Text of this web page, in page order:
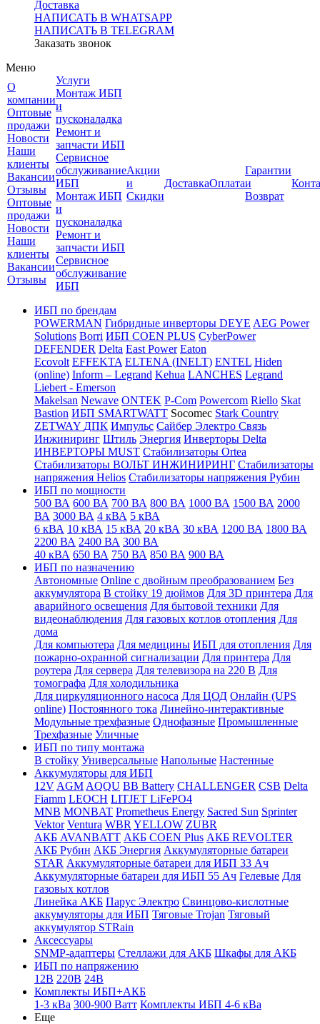
Доставка
НАПИСАТЬ В WHATSAPP
НАПИСАТЬ В TELEGRAM
Заказать звонок
Меню
О
компании
Оптовые
продажи
Новости
Наши
клиенты
Вакансии
Отзывы
Оптовые
продажи
Новости
Наши
клиенты
Вакансии
Отзывы
Услуги
Монтаж ИБП
и
пусконаладка
Ремонт и
запчасти ИБП
Сервисное
обслуживание
ИБП
Монтаж ИБП
и
пусконаладка
Ремонт и
запчасти ИБП
Сервисное
обслуживание
ИБП
Акции
и
Скидки
ДоставкаОплата
Гарантии
и
Возврат
ИБП по брендам
POWERMAN Гибридные инверторы DEYE AEG Power
Solutions Borri ИБП COEN PLUS CyberPower
DEFENDER Delta East Power Eaton
Ecovolt EFFEKTA ELTENA (INELT) ENTEL Hiden
(online) Inform – Legrand Kehua LANCHES Legrand
Liebert - Emerson
Makelsan Newave ONTEK P-Com Powercom Riello Skat
Bastion ИБП SMARTWATT Socomec Stark Country
ZETWAY ДПК Импульс Сайбер Электро Связь
Инжиниринг Штиль Энергия Инверторы Delta
ИНВЕРТОРЫ MUST Стабилизаторы Ortea
Стабилизаторы ВОЛЬТ ИНЖИНИРИНГ Стабилизаторы
напряжения Helios Стабилизаторы напряжения Рубин
ИБП по мощности
500 ВА 600 ВА 700 ВА 800 ВА 1000 ВА 1500 ВА 2000
ВА 3000 ВА 4 кВА 5 кВА
6 кВА 10 кВА 15 кВА 20 кВА 30 кВА 1200 ВА 1800 ВА
2200 ВА 2400 ВА 300 ВА
40 кВА 650 ВА 750 ВА 850 ВА 900 ВА
ИБП по назначению
Автономные Online с двойным преобразованием Без
аккумулятора В стойку 19 дюймов Для 3D принтера Для
аварийного освещения Для бытовой техники Для
видеонаблюдения Для газовых котлов отопления Для
дома
Для компьютера Для медицины ИБП для отопления Для
пожарно-охранной сигнализации Для принтера Для
роутера Для сервера Для телевизора на 220 В Для
томографа Для холодильника
Для циркуляционного насоса Для ЦОД Онлайн (UPS
online) Постоянного тока Линейно-интерактивные
Модульные трехфазные Однофазные Промышленные
Трехфазные Уличные
ИБП по типу монтажа
В стойку Универсальные Напольные Настенные
Аккумуляторы для ИБП
12V AGM AQQU BB Battery CHALLENGER CSB Delta
Fiamm LEOCH LITJET LiFePO4
MNB MONBAT Prometheus Energy Sacred Sun Sprinter
Vektor Ventura WBR YELLOW ZUBR
АКБ AVANBATT АКБ COEN Plus АКБ REVOLTER
АКБ Рубин АКБ Энергия Аккумуляторные батареи
STAR Аккумуляторные батареи для ИБП 33 Ач
Аккумуляторные батареи для ИБП 55 Ач Гелевые Для
газовых котлов
Линейка АКБ Парус Электро Свинцово-кислотные
аккумуляторы для ИБП Тяговые Trojan Тяговый
аккумулятор STRain
Аксессуары
SNMP-адаптеры Стеллажи для АКБ Шкафы для АКБ
ИБП по напряжению
12В 220В 24В
Комплекты ИБП+АКБ
1-3 кВа 300-900 Ватт Комплекты ИБП 4-6 кВа
Еще